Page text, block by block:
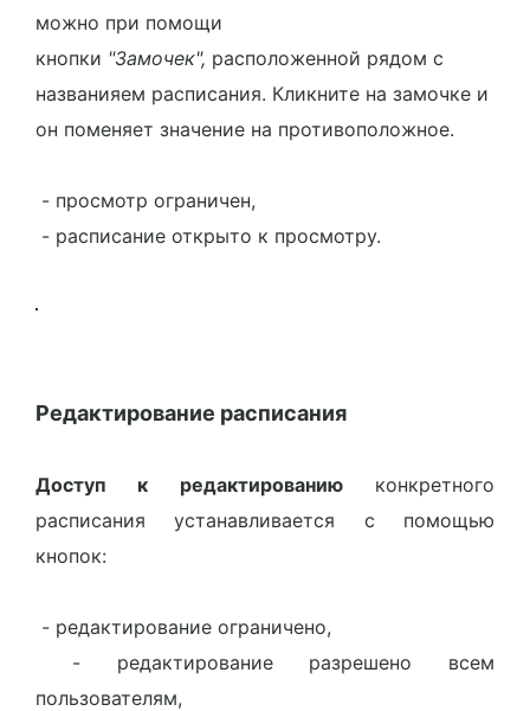
можно при помощи
кнопки "Замочек", расположенной рядом с
названияем расписания. Кликните на замочке и
он поменяет значение на противоположное.
- просмотр ограничен,
- расписание открыто к просмотру.
Редактирование расписания
Доступ к редактированиюконкретного
расписания устанавливается с помощью
кнопок:
- редактирование ограничено,
- редактирование разрешено всем
пользователям,